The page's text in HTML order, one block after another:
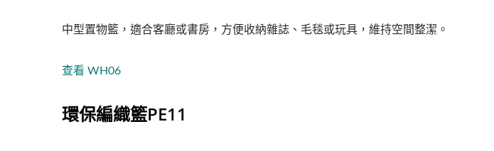
中型置物籃，適合客廳或書房，方便收納雜誌、毛毯或玩具，維持空間整潔。
查看 WH06
環保編織籃PE11